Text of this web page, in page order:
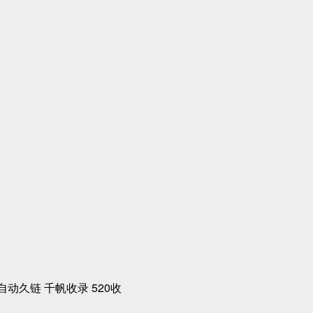
动久链千帆收录520收